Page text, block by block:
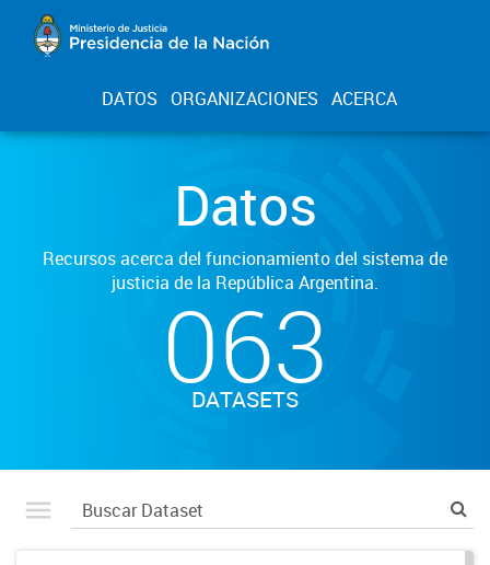
DATOS ORGANIZACIONES ACERCA
Datos
Recursos acerca del funcionamiento del sistema de
justicia de la República Argentina.
063
DATASETS